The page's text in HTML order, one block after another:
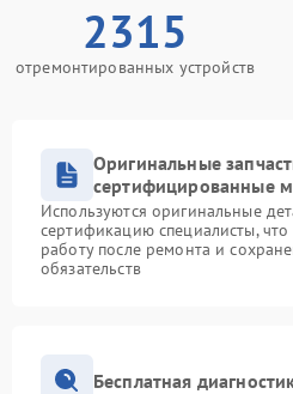
2315
отремонтированных устройств
Оригинальные
сертифицированные
Используются оригинальные
сертификацию специалисты,
работу после ремонта и
обязательств
Бесплатная